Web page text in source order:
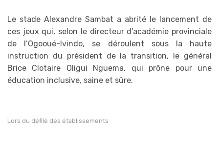
Le stade Alexandre Sambat a abrité le lancement de
ces jeux qui, selon le directeur d’académie provinciale
de l’Ogooué-Ivindo, se déroulent sous la haute
instruction du président de la transition, le général
Brice Clotaire Oligui Nguema, qui prône pour une
éducation inclusive, saine et sûre.
Lors du défilé des établissements